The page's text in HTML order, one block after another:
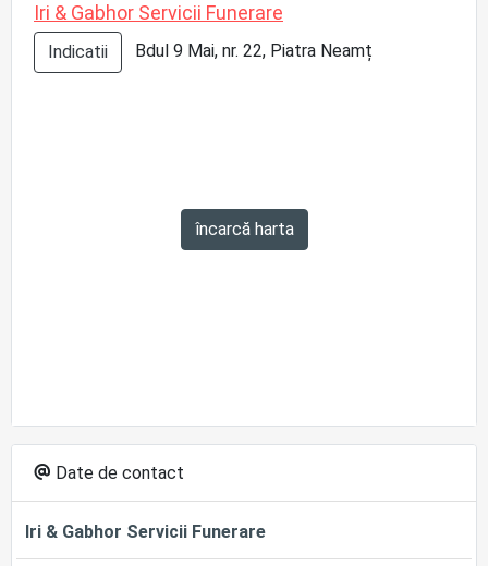
Iri & Gabhor Servicii Funerare
Indicatii Bdul 9 Mai, nr. 22, Piatra Neamț
încarcă harta
Date de contact
Iri & Gabhor Servicii Funerare